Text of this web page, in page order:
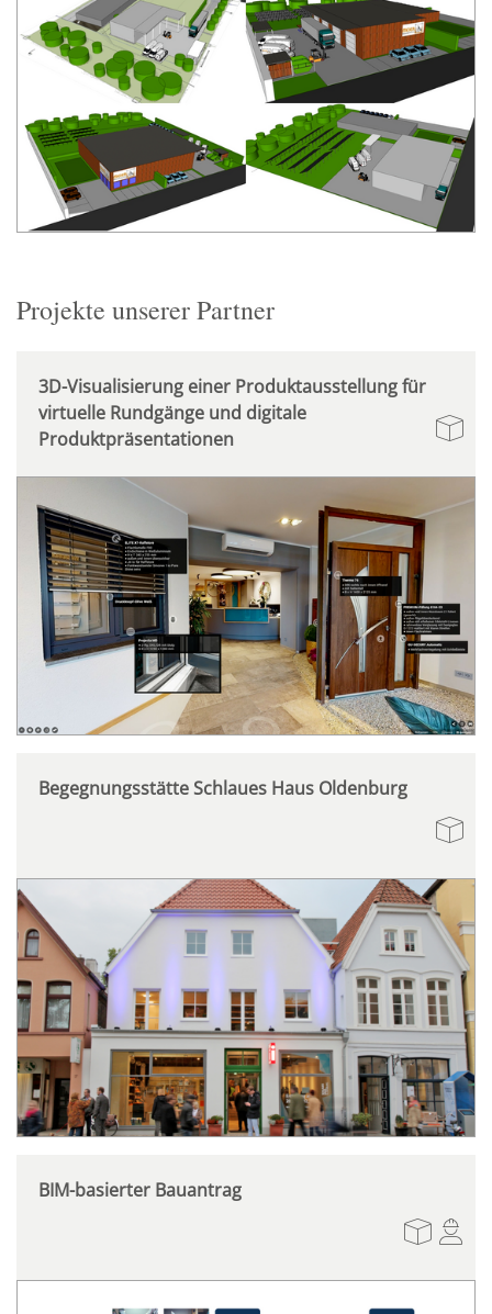
Projekte unserer Partner
3D-Visualisierung einer Produktausstellung für
virtuelle Rundgänge und digitale
Produktpräsentationen
Begegnungsstätte Schlaues Haus Oldenburg
BIM-basierter Bauantrag